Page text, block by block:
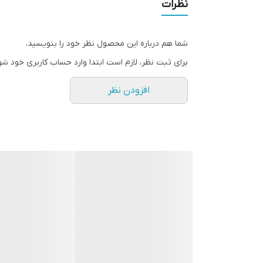
نظرات
شما هم درباره این محصول نظر خود را بنویسید.
برای ثبت نظر، لازم است ابتدا وارد حساب کاربری خود
افزودن نظر